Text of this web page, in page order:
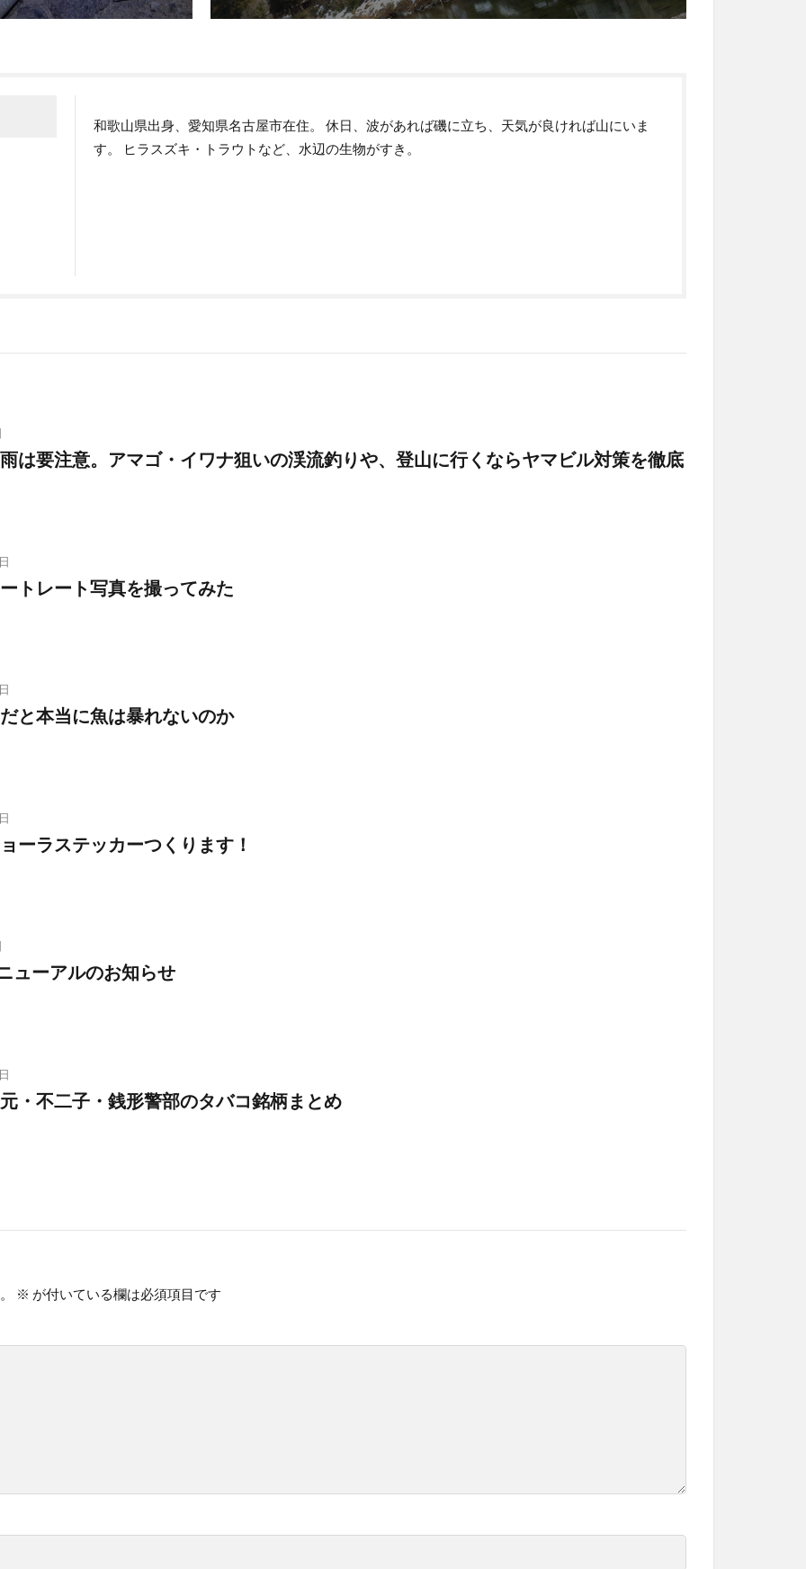
和歌山県出身、愛知県名古屋市在住。 休日、波があれば磯に立ち、天気が良ければ山にいま
す。 ヒラスズキ・トラウトなど、水辺の生物がすき。
は要注意。アマゴ・イワナ狙いの渓流釣りや、登山に行くならヤマビル対策を徹底
トレート写真を撮ってみた
と本当に魚は暴れないのか
ーラステッカーつくります！
ューアルのお知らせ
・不二子・銭形警部のタバコ銘柄まとめ
※ が付いている欄は必須項目です